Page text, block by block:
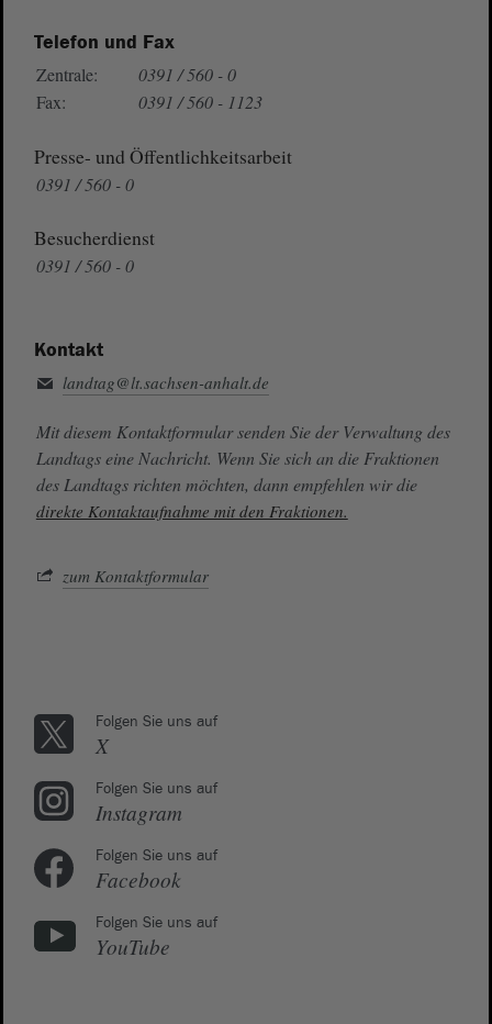
Telefon und Fax
Zentrale:
0391 / 560 - 0
Fax:
0391 / 560 - 1123
Presse- und Öffentlichkeitsarbeit
0391 / 560 - 0
Besucherdienst
0391 / 560 - 0
Kontakt
landtag@lt.sachsen-anhalt.de
Mit diesem Kontaktformular senden Sie der Verwaltung des
Landtags eine Nachricht. Wenn Sie sich an die Fraktionen
des Landtags richten möchten, dann empfehlen wir die
direkte Kontaktaufnahme mit den Fraktionen.
zum Kontaktformular
Folgen Sie uns auf
X
Folgen Sie uns auf
Instagram
Folgen Sie uns auf
Facebook
Folgen Sie uns auf
YouTube